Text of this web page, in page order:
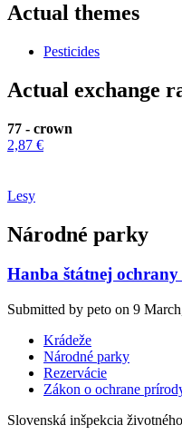
Actual themes
Pesticides
Actual exchange
77 - crown
2,87 €
Lesy
Národné parky
Hanba štátnej
Submitted by peto on 9
Krádeže
Národné parky
Rezervácie
Zákon o ochrane
Slovenská inšpekcia